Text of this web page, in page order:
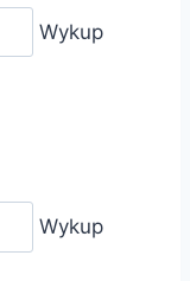
Wykup
Wykup